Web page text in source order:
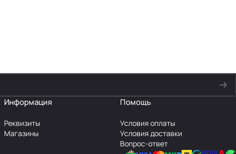
Информация
Реквизиты
Магазины
Помощь
Условия оплаты
Условия доставки
Вопрос-ответ